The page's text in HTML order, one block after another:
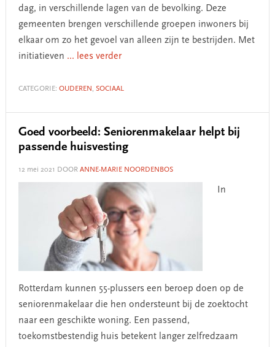
dag, in verschillende lagen van de bevolking. Deze
gemeenten brengen verschillende groepen inwoners bij
elkaar om zo het gevoel van alleen zijn te bestrijden. Met
initiatieven ... lees verder
CATEGORIE: OUDEREN , SOCIAAL
Goed voorbeeld: Seniorenmakelaar helpt bij
passende huisvesting
12 mei 2021 DOOR ANNE-MARIE NOORDENBOS
In
Rotterdam kunnen 55-plussers een beroep doen op de
seniorenmakelaar die hen ondersteunt bij de zoektocht
naar een geschikte woning. Een passend,
toekomstbestendig huis betekent langer zelfredzaam